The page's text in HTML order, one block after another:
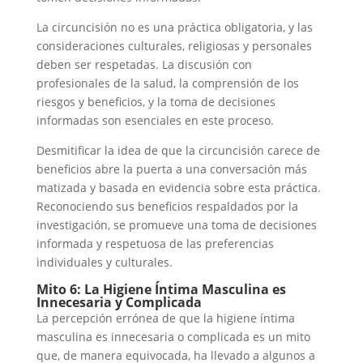
La circuncisión no es una práctica obligatoria, y las
consideraciones culturales, religiosas y personales
deben ser respetadas. La discusión con
profesionales de la salud, la comprensión de los
riesgos y beneficios, y la toma de decisiones
informadas son esenciales en este proceso.
Desmitificar la idea de que la circuncisión carece de
beneficios abre la puerta a una conversación más
matizada y basada en evidencia sobre esta práctica.
Reconociendo sus beneficios respaldados por la
investigación, se promueve una toma de decisiones
informada y respetuosa de las preferencias
individuales y culturales.
Mito 6: La Higiene Íntima Masculina es
Innecesaria y Complicada
La percepción errónea de que la higiene íntima
masculina es innecesaria o complicada es un mito
que, de manera equivocada, ha llevado a algunos a